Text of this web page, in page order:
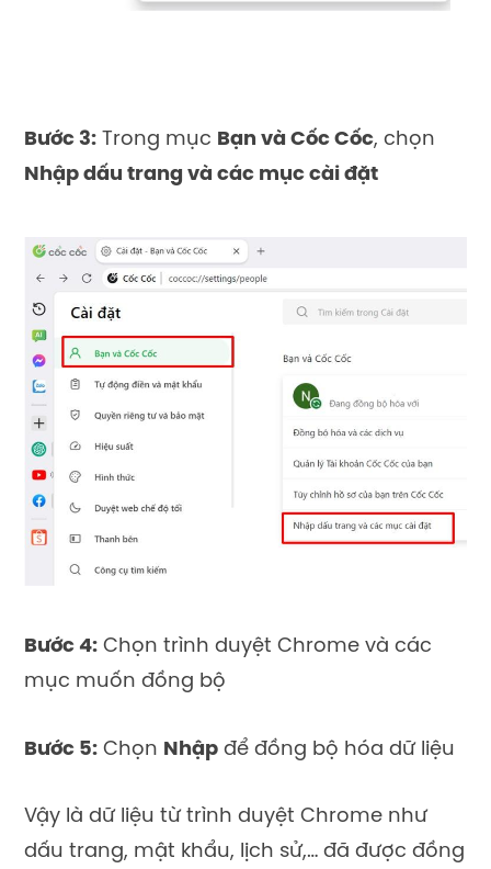
Bước 3: Trong mục Bạn và Cốc Cốc, chọn
Nhập dấu trang và các mục cài đặt
Bước 4: Chọn trình duyệt Chrome và các
mục muốn đồng bộ
Bước 5: Chọn Nhập để đồng bộ hóa dữ liệu
Vậy là dữ liệu từ trình duyệt Chrome như
dấu trang, mật khẩu, lịch sử,… đã được đồng